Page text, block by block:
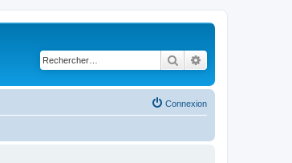
Rechercher
Connexion